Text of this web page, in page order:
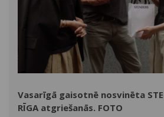
Vasarīgā gaisotnē nosvinēta
RĪGA atgriešanās. FOTO